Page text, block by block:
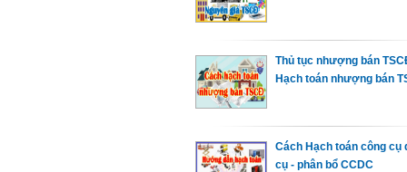
Thủ tục nhượng bán
Hạch toán nhượng bán
Cách Hạch toán công cụ
cụ - phân bổ CCDC